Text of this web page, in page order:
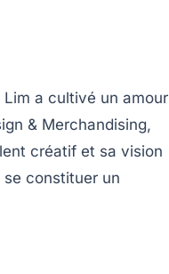
Lim a cultivé un amour
& Merchandising,
créatif et sa vision
constituer un